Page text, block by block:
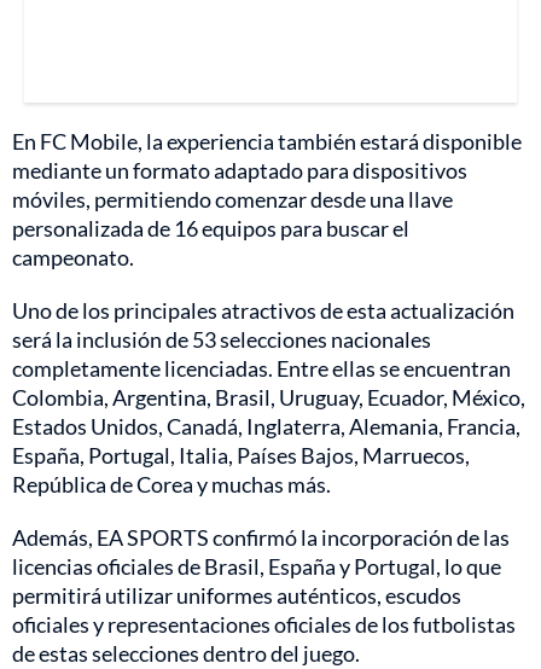
En FC Mobile, la experiencia también estará disponible
mediante un formato adaptado para dispositivos
móviles, permitiendo comenzar desde una llave
personalizada de 16 equipos para buscar el
campeonato.
Uno de los principales atractivos de esta actualización
será la inclusión de 53 selecciones nacionales
completamente licenciadas. Entre ellas se encuentran
Colombia, Argentina, Brasil, Uruguay, Ecuador, México,
Estados Unidos, Canadá, Inglaterra, Alemania, Francia,
España, Portugal, Italia, Países Bajos, Marruecos,
República de Corea y muchas más.
Además, EA SPORTS confirmó la incorporación de las
licencias oficiales de Brasil, España y Portugal, lo que
permitirá utilizar uniformes auténticos, escudos
oficiales y representaciones oficiales de los futbolistas
de estas selecciones dentro del juego.